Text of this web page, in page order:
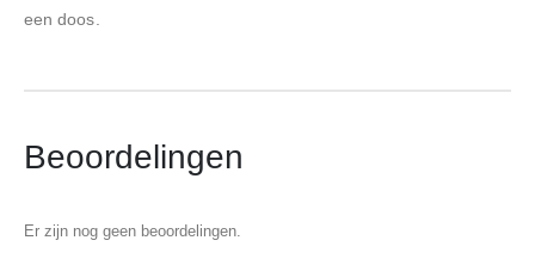
een doos.
Beoordelingen
Er zijn nog geen beoordelingen.